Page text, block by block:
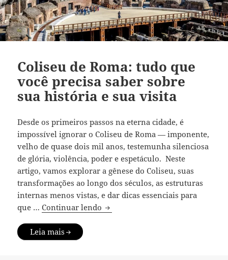
Coliseu de Roma: tudo que
você precisa saber sobre
sua história e sua visita
Desde os primeiros passos na eterna cidade, é
impossível ignorar o Coliseu de Roma — imponente,
velho de quase dois mil anos, testemunha silenciosa
de glória, violência, poder e espetáculo. Neste
artigo, vamos explorar a gênese do Coliseu, suas
transformações ao longo dos séculos, as estruturas
internas menos vistas, e dar dicas essenciais para
que …Continuar lendo Coliseu de Roma: tudo que você
Leia mais